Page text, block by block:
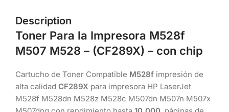
Description
Toner Para la Impresora M528f
M507 M528 – (CF289X) – con chip
Cartucho de Toner Compatible M528f impresión de
alta calidad CF289X para impresora HP LaserJet
M528f M528dn M528z M528c M507dn M507n M507x